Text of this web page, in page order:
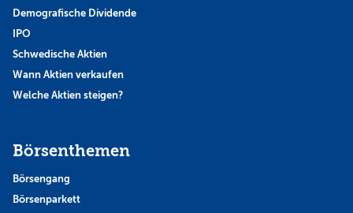
Demografische Dividende
IPO
Schwedische Aktien
Wann Aktien verkaufen
Welche Aktien steigen?
Börsenthemen
Börsengang
Börsenparkett